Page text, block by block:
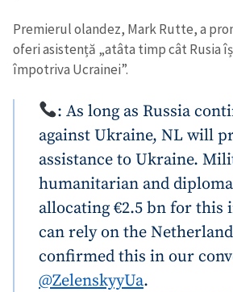
Premierul olandez, Mark Rutte, a
oferi asistență „atâta timp cât Rusia
împotriva Ucrainei”.
: As long as Russia
against Ukraine, NL will
assistance to Ukraine.
humanitarian and
allocating €2.5 bn for this
can rely on the
confirmed this in our
@ZelenskyyUa.